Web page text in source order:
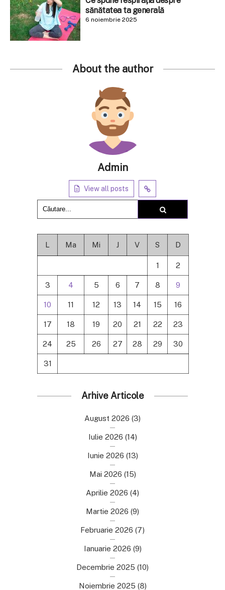
sănătatea ta generală
6 noiembrie 2025
About the author
Admin
View all posts
L Ma Mi J V S D
1 2
3 4 5 6 7 8 9
10 11 12 13 14 15 16
17 18 19 20 21 22 23
24 25 26 27 28 29 30
31
Arhive Articole
August 2026 (3)
Iulie 2026 (14)
Iunie 2026 (13)
Mai 2026 (15)
Aprilie 2026 (4)
Martie 2026 (9)
Februarie 2026 (7)
Ianuarie 2026 (9)
Decembrie 2025 (10)
Noiembrie 2025 (8)